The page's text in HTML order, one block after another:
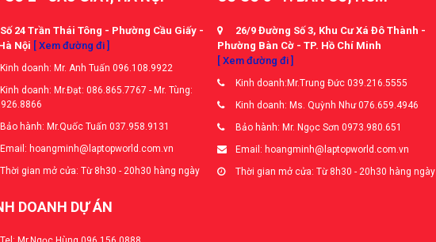
Số 24 Trần Thái Tông - Phường Cầu Giấy -
Nội [ Xem đường đi ]
Kinh doanh: Mr. Anh Tuấn 096.108.9922
Kinh doanh: Mr.Đạt: 086.865.7767 - Mr. Tùng:
Bảo hành: Mr.Quốc Tuấn 037.958.9131
Email: hoangminh@laptopworld.com.vn
Thời gian mở cửa: Từ 8h30 - 20h30 hàng ngày
26/9 Đường Số 3, Khu Cư Xá Đô Thành -
Phường Bàn Cờ - TP. Hồ Chí Minh
[ Xem đường đi ]
Kinh doanh:Mr.Trung Đức 039.216.5555
Kinh doanh: Ms. Quỳnh Như 076.659.4946
Bảo hành: Mr. Ngọc Sơn 0973.980.651
Email: hoangminh@laptopworld.com.vn
Thời gian mở cửa: Từ 8h30 - 20h30 hàng ngày
DOANH DỰ ÁN